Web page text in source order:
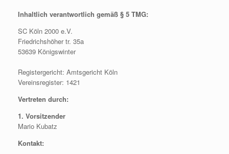
Inhaltlich verantwortlich gemäß § 5 TMG:
SC Köln 2000 e.V.
Friedrichshöher tr. 35a
53639 Königswinter
Registergericht: Amtsgericht Köln
Vereinsregister: 1421
Vertreten durch:
1. Vorsitzender
Mario Kubatz
Kontakt: